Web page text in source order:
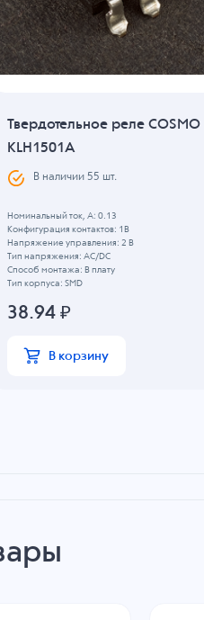
Твердотельное реле COSMO
KLH1501A
В наличии 55 шт.
Номинальный ток, А: 0.13
Конфигурация контактов: 1B
Напряжение управления: 2 В
Тип напряжения: AC/DC
Способ монтажа: В плату
Тип корпуса: SMD
38.94₽
В корзину